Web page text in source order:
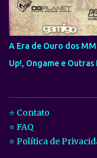
A Era de Ouro dos
Up!, Ongame e
⭐ Contato
⭐ FAQ
⭐ Política de